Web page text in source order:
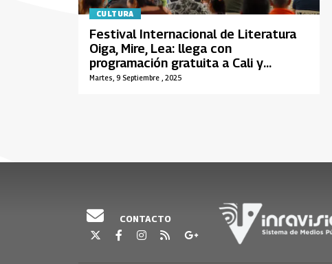
CULTURA
Martes, 9 Septiembre , 2025
Festival Internacional de Literatura
Oiga, Mire, Lea: llega con
programación gratuita a Cali y
municipios del Valle del Cauca
CONTACTO